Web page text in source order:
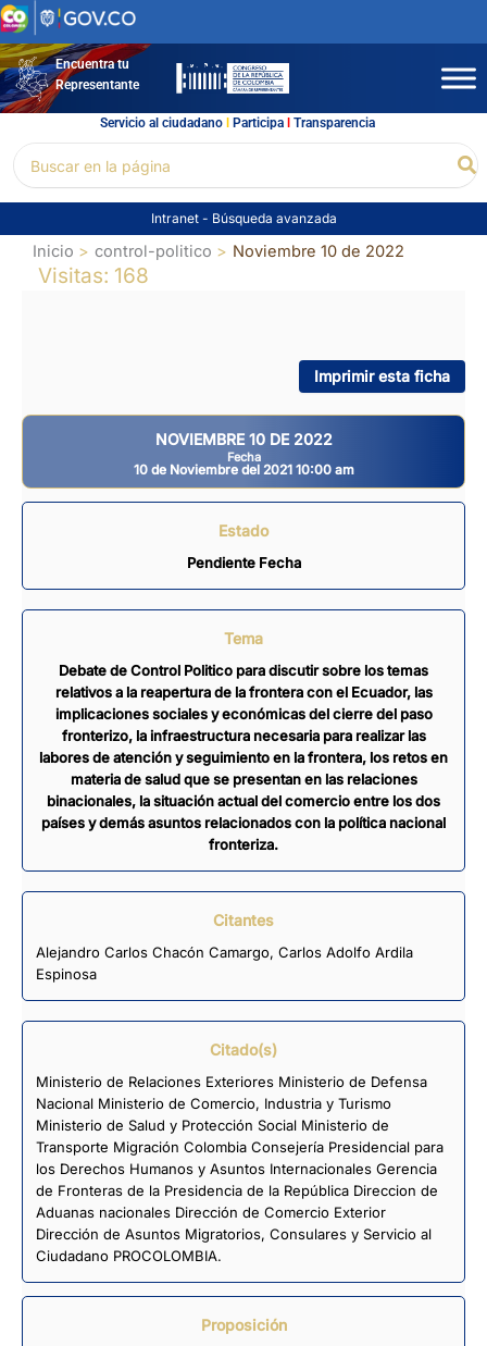
Ir
al
contenidoEncuentra tu
Representante
Servicio al ciudadano l Participal Transparencia
por:
Intranet - Búsqueda avanzada
Inicio control-politico Noviembre 10 de 2022
Visitas: 168
Imprimir esta ficha
NOVIEMBRE 10 DE 2022
Fecha
10 de Noviembre del 2021 10:00 am
Estado
Pendiente Fecha
Tema
Debate de Control Politico para discutir sobre los temas
relativos a la reapertura de la frontera con el Ecuador, las
implicaciones sociales y económicas del cierre del paso
fronterizo, la infraestructura necesaria para realizar las
labores de atención y seguimiento en la frontera, los retos en
materia de salud que se presentan en las relaciones
binacionales, la situación actual del comercio entre los dos
países y demás asuntos relacionados con la política nacional
fronteriza.
Citantes
Alejandro Carlos Chacón Camargo, Carlos Adolfo Ardila
Espinosa
Citado(s)
Ministerio de Relaciones Exteriores Ministerio de Defensa
Nacional Ministerio de Comercio, Industria y Turismo
Ministerio de Salud y Protección Social Ministerio de
Transporte Migración Colombia Consejería Presidencial para
los Derechos Humanos y Asuntos Internacionales Gerencia
de Fronteras de la Presidencia de la República Direccion de
Aduanas nacionales Dirección de Comercio Exterior
Dirección de Asuntos Migratorios, Consulares y Servicio al
Ciudadano PROCOLOMBIA.
Proposición